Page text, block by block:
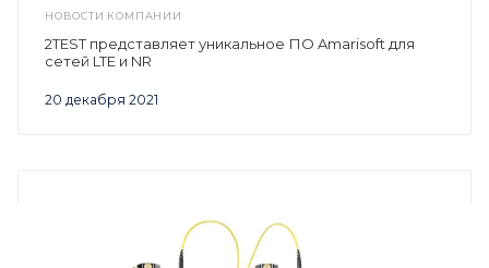
НОВОСТИ КОМПАНИИ
20 декабря 2021
2TEST представляет уникальное ПО Amarisoft для
сетей LTE и NR